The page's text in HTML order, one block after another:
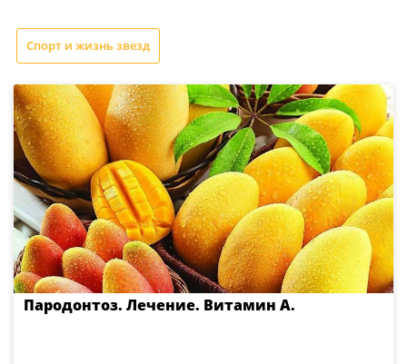
Спорт и жизнь звезд
Пародонтоз. Лечение. Витамин А.